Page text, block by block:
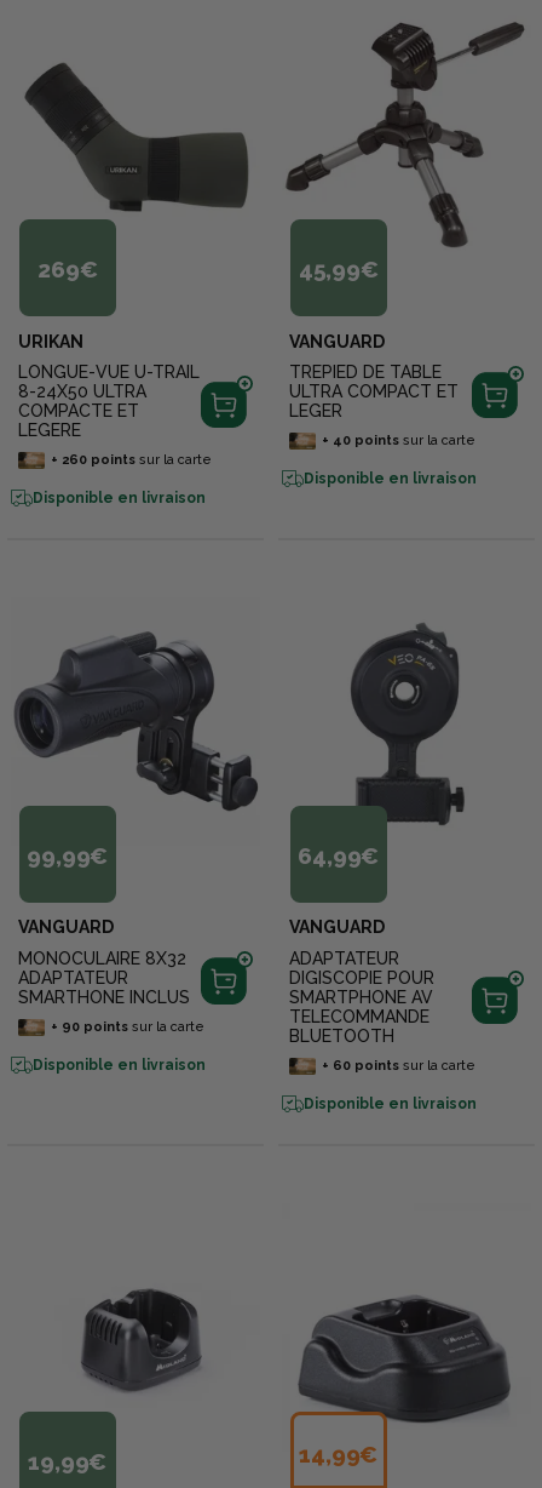
269€
URIKAN
LONGUE-VUE U-TRAIL
8-24X50 ULTRA
COMPACTE ET
LEGERE
+ 260pointssur la carte
Disponible en livraison
45,99€
VANGUARD
TREPIED DE TABLE
ULTRA COMPACT ET
LEGER
+ 40pointssur la carte
Disponible en livraison
99,99€
VANGUARD
MONOCULAIRE 8X32
ADAPTATEUR
SMARTHONE INCLUS
+ 90pointssur la carte
Disponible en livraison
64,99€
VANGUARD
ADAPTATEUR
DIGISCOPIE POUR
SMARTPHONE AV
TELECOMMANDE
BLUETOOTH
+ 60pointssur la carte
Disponible en livraison
19,99€ 14,99€